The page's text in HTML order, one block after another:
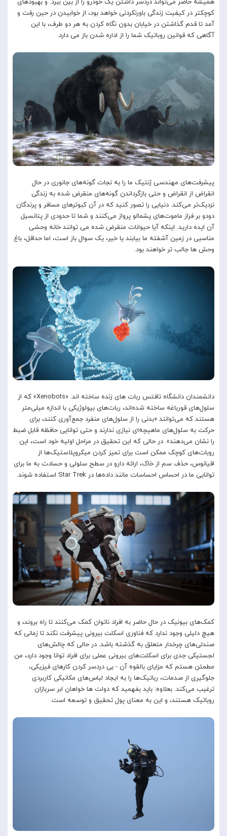
همیشه حاضر می‌تواند دردسر داشتن یک خودرو را از بین ببرد. و بهبودهای
کوچکتر در کیفیت زندگی باورنکردنی خواهد بود، از خوابیدن در حین رفت و
آمد تا قدم گذاشتن در خیابان بدون نگاه کردن به هر دو طرف، با این
آگاهی که قوانین روباتیک شما را از اداره شدن باز می دارد.
پیشرفت‌های مهندسی ژنتیک ما را به نجات گونه‌های جانوری در حال
انقراض از انقراض و حتی بازگرداندن گونه‌های منقرض شده به زندگی
نزدیک‌تر می‌کند. دنیایی را تصور کنید که در آن کبوترهای مسافر و پرندگان
دودو بر فراز ماموت‌های پشمالو پرواز می‌کنند و شما تا حدودی از پتانسیل
آن ایده دارید. اینکه آیا حیوانات منقرض شده می توانند خانه وحشی
مناسبی در زمین آشفته ما بیابند یا خیر، یک سوال باز است، اما حداقل، باغ
وحش ها جالب تر خواهند بود.
دانشمندان دانشگاه تافتس ربات های زنده ساخته اند. «Xenobots» که از
سلول‌های قورباغه ساخته شده‌اند، ربات‌های بیولوژیکی با اندازه میلی‌متر
هستند که می‌توانند «بدنی را از سلول‌های منفرد جمع‌آوری کنند، برای
حرکت به سلول‌های ماهیچه‌ای نیازی ندارند و حتی توانایی حافظه قابل ضبط
را نشان می‌دهند». در حالی که این تحقیق در مراحل اولیه خود است، این
روبات‌های کوچک ممکن است برای تمیز کردن میکروپلاستیک‌ها از
اقیانوس، حذف سم از خاک، ارائه دارو در سطح سلولی و حسادت به ما برای
توانایی ما در احساس احساسات مانند داده‌ها در Star Trek استفاده شوند.
کمک‌های بیونیک در حال حاضر به افراد ناتوان کمک می‌کنند تا راه بروند، و
هیچ دلیلی وجود ندارد که فناوری اسکلت بیرونی پیشرفت نکند تا زمانی که
صندلی‌های چرخدار متعلق به گذشته باشد. در حالی که چالش‌های
لجستیکی جدی برای اسکلت‌های بیرونی عملی برای افراد توانا وجود دارد، من
مطمئن هستم که مزایای بالقوه آن - بی دردسر کردن کارهای فیزیکی،
جلوگیری از صدمات، رباتیک‌ها را به ایجاد لباس‌های مکانیکی کاربردی
ترغیب می‌کند. بعلاوه: باید بفهمید که دولت ها خواهان ابر سربازان
روباتیک هستند، و این به معنای پول تحقیق و توسعه است.